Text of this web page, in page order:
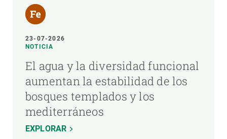
23-07-2026
NOTICIA
El agua y la diversidad funcional
aumentan la estabilidad de los
bosques templados y los
mediterráneos
EXPLORAR